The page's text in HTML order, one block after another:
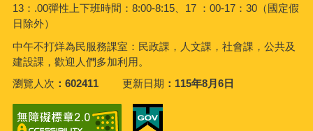
13：.00彈性上下班時間：8:00-8:15、17 ：00-17：30（國定假
日除外）
中午不打烊為民服務課室：民政課，人文課，社會課，公共及
建設課，歡迎人們多加利用。
瀏覽人次
602411 更新日期 115年8月6日